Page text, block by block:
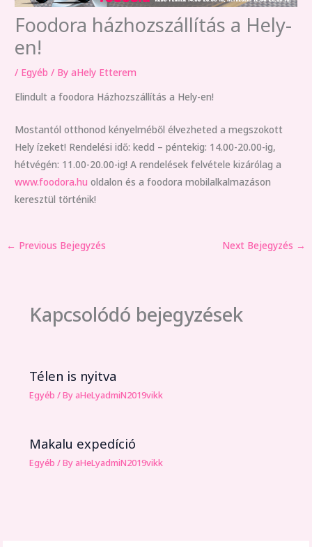
Foodora házhozszállítás a Hely-
en!
/ Egyéb / ByaHely Etterem
Elindult a foodora Házhozszállítás a Hely-en!
Mostantól otthonod kényelméből élvezheted a megszokott
Hely ízeket! Rendelési idő: kedd – péntekig: 14.00-20.00-ig,
hétvégén: 11.00-20.00-ig! A rendelések felvétele kizárólag a
www.foodora.hu oldalon és a foodora mobilalkalmazáson
keresztül történik!
← Previous Bejegyzés Next Bejegyzés →
Kapcsolódó bejegyzések
Télen is nyitva
Egyéb / ByaHeLyadmiN2019vikk
Makalu expedíció
Egyéb / ByaHeLyadmiN2019vikk